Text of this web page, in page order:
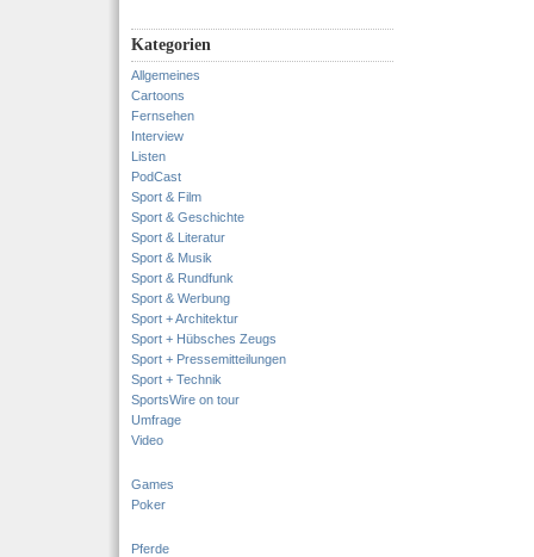
Kategorien
Allgemeines
Cartoons
Fernsehen
Interview
Listen
PodCast
Sport & Film
Sport & Geschichte
Sport & Literatur
Sport & Musik
Sport & Rundfunk
Sport & Werbung
Sport + Architektur
Sport + Hübsches Zeugs
Sport + Pressemitteilungen
Sport + Technik
SportsWire on tour
Umfrage
Video
Games
Poker
Pferde